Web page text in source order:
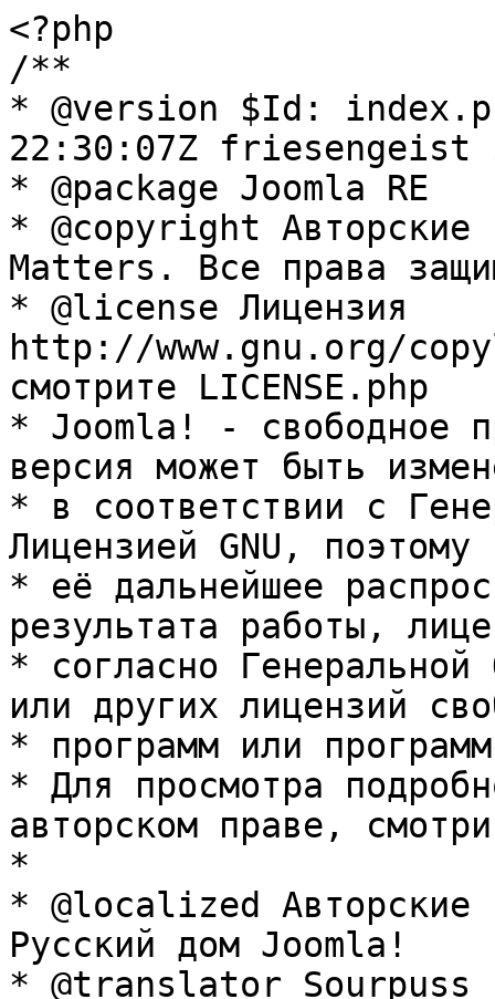
<?php
/**
* @version $Id:
22:30:07Z friesengeist
* @package Joomla RE
* @copyright Авторские
Matters. Все права
* @license Лицензия
http://www.gnu.org/
смотрите LICENSE.php
* Joomla! - свободное
версия может быть
* в соответствии с
Лицензией GNU, поэтому
* её дальнейшее
результата работы,
* согласно Генеральной
или других лицензий
* программ или
* Для просмотра
авторском праве,
*
* @localized Авторские
Русский дом Joomla!
* @translator Sourpuss